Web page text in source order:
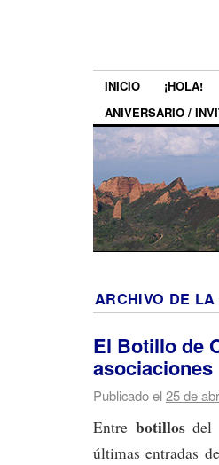
INICIO ¡HOLA!
ANIVERSARIO /
ARCHIVO DE
El Botillo de
asociaciones
Publicado el25 de
Entre botillos
últimas entradas